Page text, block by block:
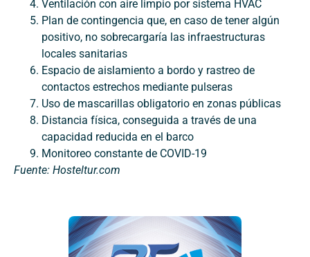
Ventilación con aire limpio por sistema HVAC
Plan de contingencia que, en caso de tener algún
positivo, no sobrecargaría las infraestructuras
locales sanitarias
Espacio de aislamiento a bordo y rastreo de
contactos estrechos mediante pulseras
Uso de mascarillas obligatorio en zonas públicas
Distancia física, conseguida a través de una
capacidad reducida en el barco
Monitoreo constante de COVID-19
Fuente: Hosteltur.com